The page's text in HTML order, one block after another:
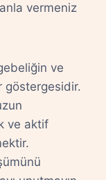
vermeniz
ve
göstergesidir.
ve aktif